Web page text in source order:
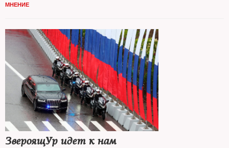
МНЕНИЕ
ЗвероящУр идет к нам